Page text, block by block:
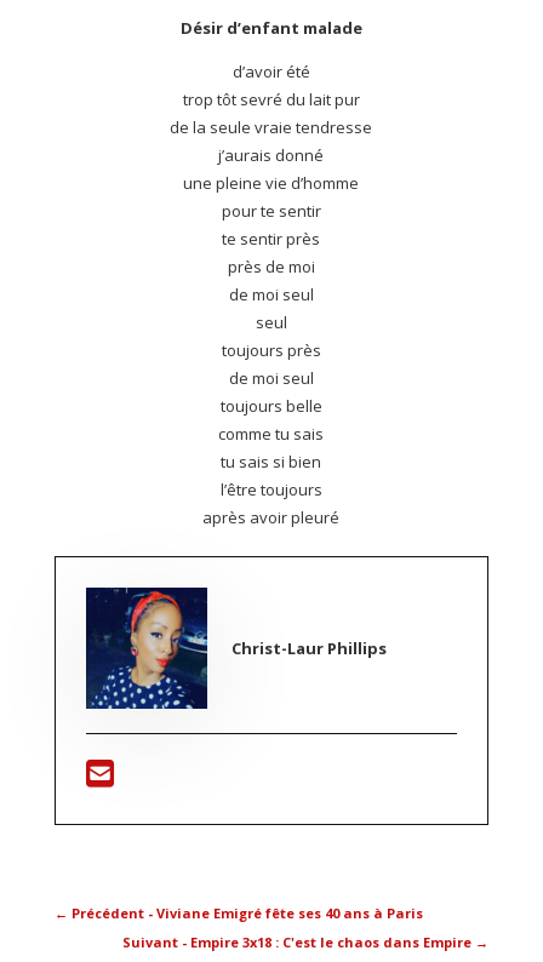
Désir d’enfant malade
d’avoir été
trop tôt sevré du lait pur
de la seule vraie tendresse
j’aurais donné
une pleine vie d’homme
pour te sentir
te sentir près
près de moi
de moi seul
seul
toujours près
de moi seul
toujours belle
comme tu sais
tu sais si bien
l’être toujours
après avoir pleuré
Christ-Laur Phillips
← Précédent - Viviane Emigré fête ses 40 ans à Paris
Suivant - Empire 3x18 : C'est le chaos dans Empire →